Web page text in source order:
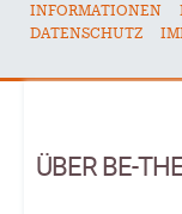
INFORMATIONEN
DATENSCHUTZ
ÜBER BE-